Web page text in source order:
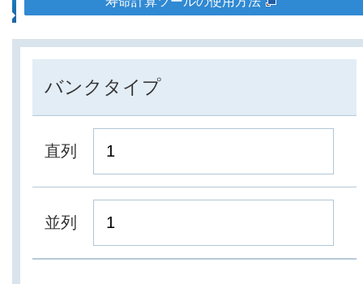
バンクタイプ
直列
並列